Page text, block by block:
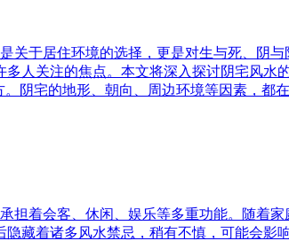
关于居住环境的选择，更是对生与死、阴
人关注的焦点。本文将深入探讨阴宅风水
阴宅的地形、朝向、周边环境等因素，都
担着会客、休闲、娱乐等多重功能。随着
藏着诸多风水禁忌，稍有不慎，可能会影